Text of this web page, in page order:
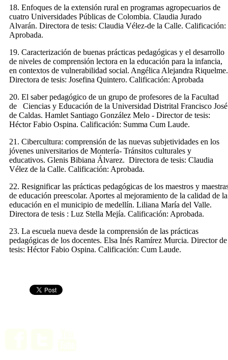
18. Enfoques de la extensión rural en programas agropecuarios de
cuatro Universidades Públicas de Colombia. Claudia Jurado
Alvarán. Directora de tesis: Claudia Vélez-de la Calle. Calificación:
Aprobada.
19. Caracterización de buenas prácticas pedagógicas y el desarrollo
de niveles de comprensión lectora en la educación para la infancia,
en contextos de vulnerabilidad social. Angélica Alejandra Riquelme.
Directora de tesis: Josefina Quintero. Calificación: Aprobada
20. El saber pedagógico de un grupo de profesores de la Facultad
de Ciencias y Educación de la Universidad Distrital Francisco José
de Caldas. Hamlet Santiago González Melo - Director de tesis:
Héctor Fabio Ospina. Calificación: Summa Cum Laude.
21. Cibercultura: comprensión de las nuevas subjetividades en los
jóvenes universitarios de Montería- Tránsitos culturales y
educativos. Glenis Bibiana Álvarez. Directora de tesis: Claudia
Vélez de la Calle. Calificación: Aprobada.
22. Resignificar las prácticas pedagógicas de los maestros y
de educación preescolar. Aportes al mejoramiento de la calidad de la
educación en el municipio de medellín. Liliana María del Valle.
Directora de tesis : Luz Stella Mejía. Calificación: Aprobada.
23. La escuela nueva desde la comprensión de las prácticas
pedagógicas de los docentes. Elsa Inés Ramírez Murcia. Director de
tesis: Héctor Fabio Ospina. Calificación: Cum Laude.